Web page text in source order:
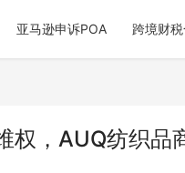
亚马逊申诉POA 跨境财
权，AUQ纺织品